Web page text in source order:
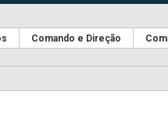
Comando e Direção